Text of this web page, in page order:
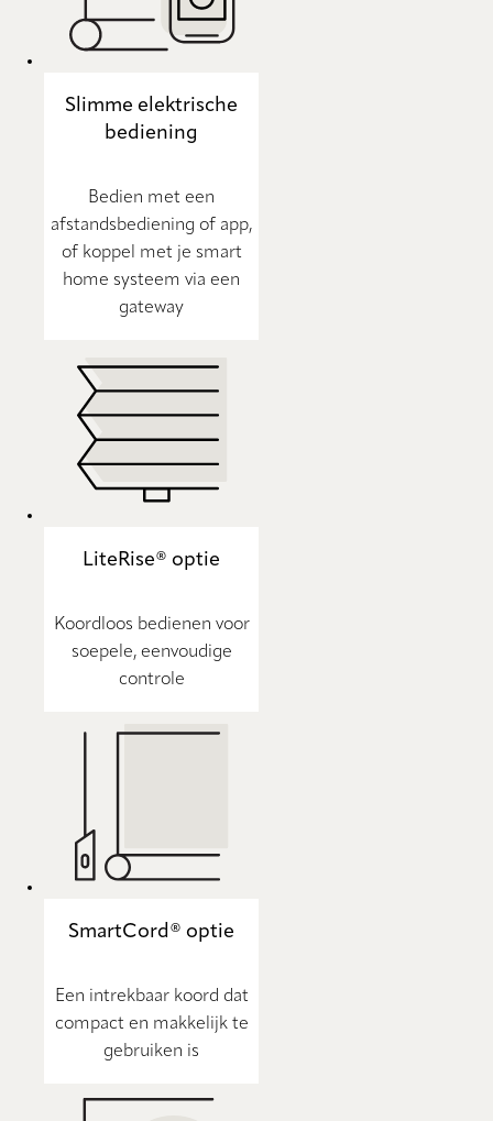
Slimme elektrische
bediening
Bedien met een
afstandsbediening of app,
of koppel met je smart
home systeem via een
gateway
LiteRise® optie
Koordloos bedienen voor
soepele, eenvoudige
controle
SmartCord® optie
Een intrekbaar koord dat
compact en makkelijk te
gebruiken is